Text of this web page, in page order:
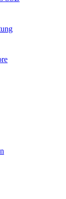
– „Wer sich
SVP und ihre
zu